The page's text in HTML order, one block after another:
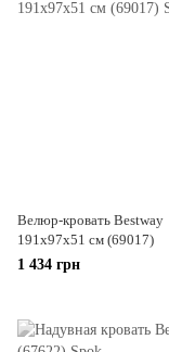
Велюр-кровать Bestway
191х97х51 см (69017)
1 434 грн